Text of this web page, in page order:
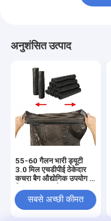
अनुशंसित उत्पाद
55-60 गैलन भारी ड्यूटी
3.0 मिल एचडीपीई ठेकेदार
कचरा बैग औद्योगिक उपयोग के
सबसे अच्छी कीमत